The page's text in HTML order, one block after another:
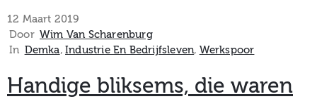
12 Maart 2019
Door Wim Van Scharenburg
In Demka‚Industrie En Bedrijfsleven‚ Werkspoor
Handige bliksems, die waren